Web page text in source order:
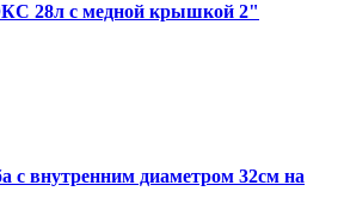
28л с медной крышкой 2"
с внутренним диаметром 32см на